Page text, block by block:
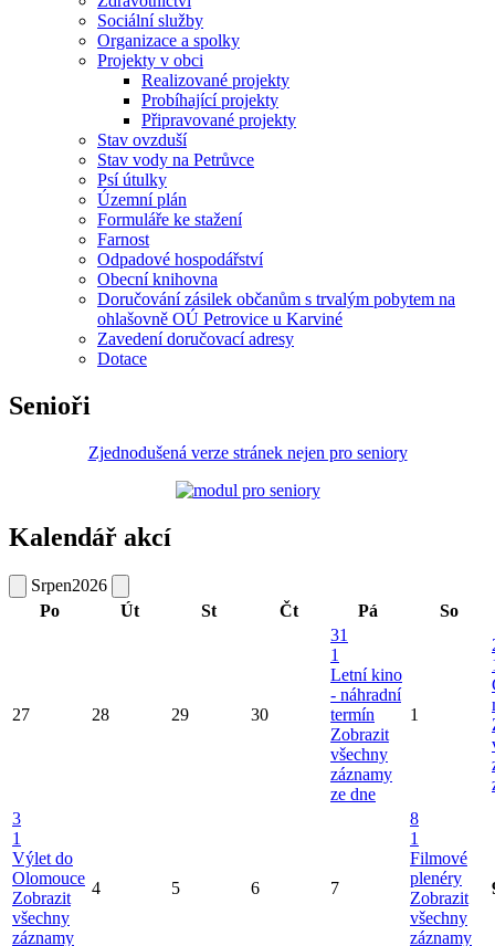
Sociální služby
Organizace a spolky
Projekty v obci
Realizované projekty
Probíhající projekty
Připravované projekty
Stav ovzduší
Stav vody na Petrůvce
Psí útulky
Územní plán
Formuláře ke stažení
Farnost
Odpadové hospodářství
Obecní knihovna
Doručování zásilek občanům s trvalým pobytem na
ohlašovně OÚ Petrovice u Karviné
Zavedení doručovací adresy
Dotace
Senioři
Zjednodušená verze stránek nejen pro seniory
Kalendář akcí
Srpen2026
Po
Út St Čt Pá So
27 28 29 30
31
1
Letní kino
- náhradní
termín
Zobrazit
všechny
záznamy
ze dne
1
3
1
Výlet do
Olomouce
Zobrazit
všechny
záznamy
4 5 6 7
8
1
Filmové
plenéry
Zobrazit
všechny
záznamy